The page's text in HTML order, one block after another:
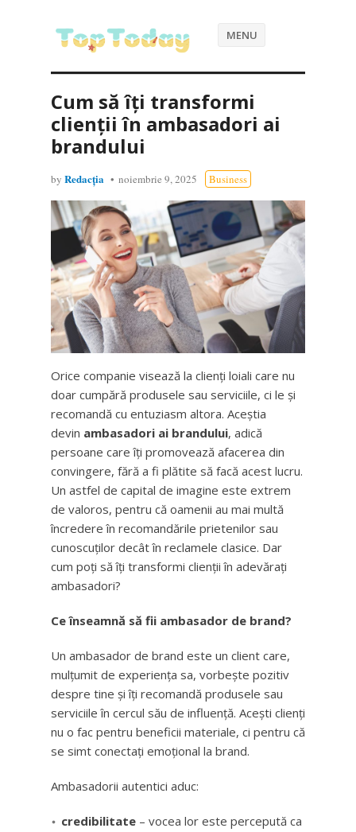
MENU
Cum să îți transformi
clienții în ambasadori ai
brandului
by Redacția noiembrie 9, 2025 Business
Orice companie visează la clienți loiali care nu
doar cumpără produsele sau serviciile, ci le și
recomandă cu entuziasm altora. Aceștia
devin ambasadori ai brandului, adică
persoane care îți promovează afacerea din
convingere, fără a fi plătite să facă acest lucru.
Un astfel de capital de imagine este extrem
de valoros, pentru că oamenii au mai multă
încredere în recomandările prietenilor sau
cunoscuților decât în reclamele clasice. Dar
cum poți să îți transformi clienții în adevărați
ambasadori?
Ce înseamnă să fii ambasador de brand?
Un ambasador de brand este un client care,
mulțumit de experiența sa, vorbește pozitiv
despre tine și îți recomandă produsele sau
serviciile în cercul său de influență. Acești clienți
nu o fac pentru beneficii materiale, ci pentru că
se simt conectați emoțional la brand.
Ambasadorii autentici aduc:
credibilitate – vocea lor este percepută ca